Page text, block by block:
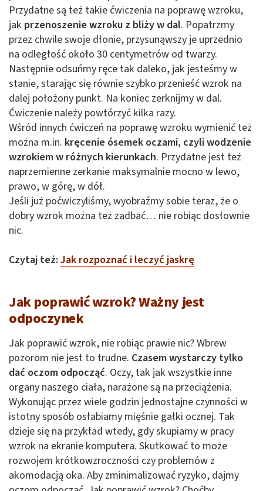
Przydatne są też takie ćwiczenia na poprawę wzroku,
jak przenoszenie wzroku z bliży w dal. Popatrzmy
przez chwile swoje dłonie, przysunąwszy je uprzednio
na odległość około 30 centymetrów od twarzy.
Następnie odsuńmy ręce tak daleko, jak jesteśmy w
stanie, starając się równie szybko przenieść wzrok na
dalej położony punkt. Na koniec zerknijmy w dal.
Ćwiczenie należy powtórzyć kilka razy.
Wśród innych ćwiczeń na poprawę wzroku wymienić też
można m.in. kręcenie ósemek oczami, czyli wodzenie
wzrokiem w różnych kierunkach. Przydatne jest też
naprzemienne zerkanie maksymalnie mocno w lewo,
prawo, w górę, w dół.
Jeśli już poćwiczyliśmy, wyobraźmy sobie teraz, że o
dobry wzrok można też zadbać… nie robiąc dosłownie
nic.
Czytaj też:Jak rozpoznać i leczyć jaskrę
Jak poprawić wzrok? Ważny jest
odpoczynek
Jak poprawić wzrok, nie robiąc prawie nic? Wbrew
pozorom nie jest to trudne. Czasem wystarczy tylko
dać oczom odpocząć. Oczy, tak jak wszystkie inne
organy naszego ciała, narażone są na przeciążenia.
Wykonując przez wiele godzin jednostajne czynności w
istotny sposób osłabiamy mięśnie gałki ocznej. Tak
dzieje się na przykład wtedy, gdy skupiamy w pracy
wzrok na ekranie komputera. Skutkować to może
rozwojem krótkowzroczności czy problemów z
akomodacją oka. Aby zminimalizować ryzyko, dajmy